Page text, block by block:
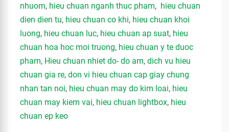
nhuom, hieu chuan nganh thuc pham, hieu chuan
dien dien tu, hieu chuan co khi, hieu chuan khoi
luong, hieu chuan luc, hieu chuan ap suat, hieu
chuan hoa hoc moi truong, hieu chuan y te duoc
pham, Hieu chuan nhiet do- do am, dich vu hieu
chuan gia re, don vi hieu chuan cap giay chung
nhan tan noi, hieu chuan may do kim loai, hieu
chuan may kiem vai, hieu chuan lightbox, hieu
chuan ep keo